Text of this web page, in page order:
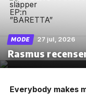
MODE 27 jul, 2026
Rasmus
Everybody makes